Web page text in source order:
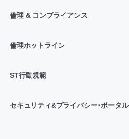
倫理 & コンプライアンス
倫理ホットライン
ST行動規範
セキュリティ&プライバシー･ポータル